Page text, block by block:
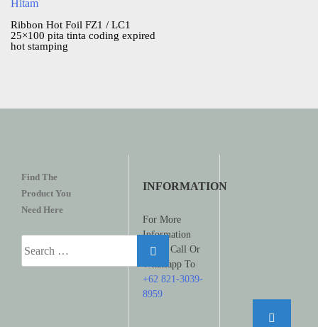
Ribbon Hot Foil FZ1 / LC1
25×100 pita tinta coding expired
hot stamping
Find The
Product You
Need Here
INFORMATION
For More
Information
Please Call Or
Whatsapp To
+62 821-3039-
8959